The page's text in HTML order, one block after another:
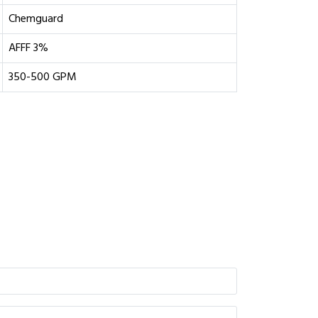
Chemguard
AFFF 3%
350-500 GPM